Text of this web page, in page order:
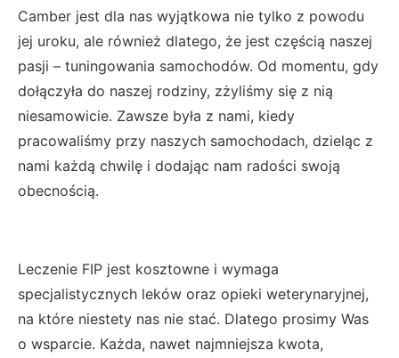
Camber jest dla nas wyjątkowa nie tylko z powodu
jej uroku, ale również dlatego, że jest częścią naszej
pasji – tuningowania samochodów. Od momentu, gdy
dołączyła do naszej rodziny, zżyliśmy się z nią
niesamowicie. Zawsze była z nami, kiedy
pracowaliśmy przy naszych samochodach, dzieląc z
nami każdą chwilę i dodając nam radości swoją
obecnością.
Leczenie FIP jest kosztowne i wymaga
specjalistycznych leków oraz opieki weterynaryjnej,
na które niestety nas nie stać. Dlatego prosimy Was
o wsparcie. Każda, nawet najmniejsza kwota,